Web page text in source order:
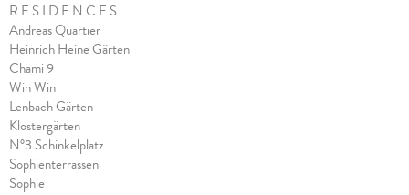
R E S I D E N C E S
Andreas Quartier
Heinrich Heine Gärten
Chami 9
Win Win
Lenbach Gärten
Klostergärten
N°3 Schinkelplatz
Sophienterrassen
Sophie